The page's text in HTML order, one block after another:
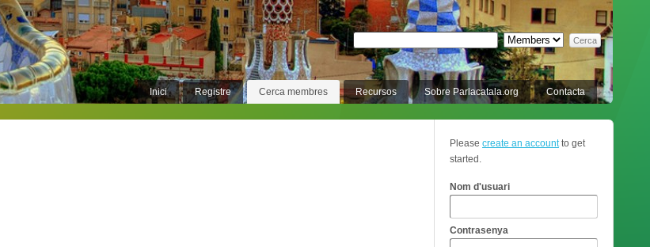
Inici Registre Cerca membres Recursos Sobre Parlacatala.org Contacta
Please create an accountto get
started.
Nom d'usuari
Contrasenya